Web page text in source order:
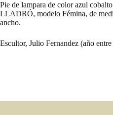
Pie de lampara de color azul
LLADRÓ, modelo Fémina, de
ancho.
Escultor, Julio Fernandez (año